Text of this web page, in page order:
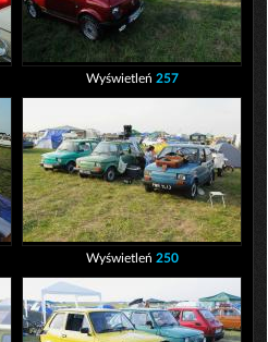
Wyświetleń 257
Wyświetleń 250